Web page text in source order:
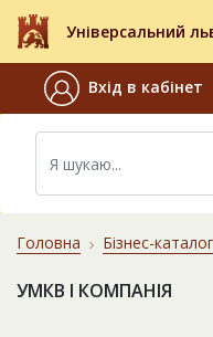
Універсальний
Вхід в кабінет
Головна Бізнес-каталог
УМКВ І КОМПАНІЯ